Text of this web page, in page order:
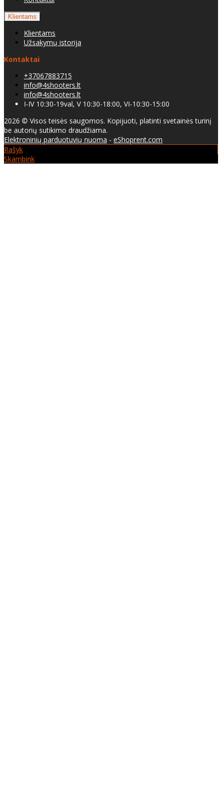
Klientams
Klientams
Užsakymų istorija
Kontaktai
+37067883715
info@4shooters.lt
info@4shooters.lt
I-IV 10:30-19val, V 10:30-18:00, VI-10:30-15:00
2026 © Visos teisės saugomos. Kopijuoti, platinti svetainės turinį
be autorių sutikimo draudžiama.
Elektroninių parduotuvių nuoma - eShoprent.com
Rašyk
Skambink